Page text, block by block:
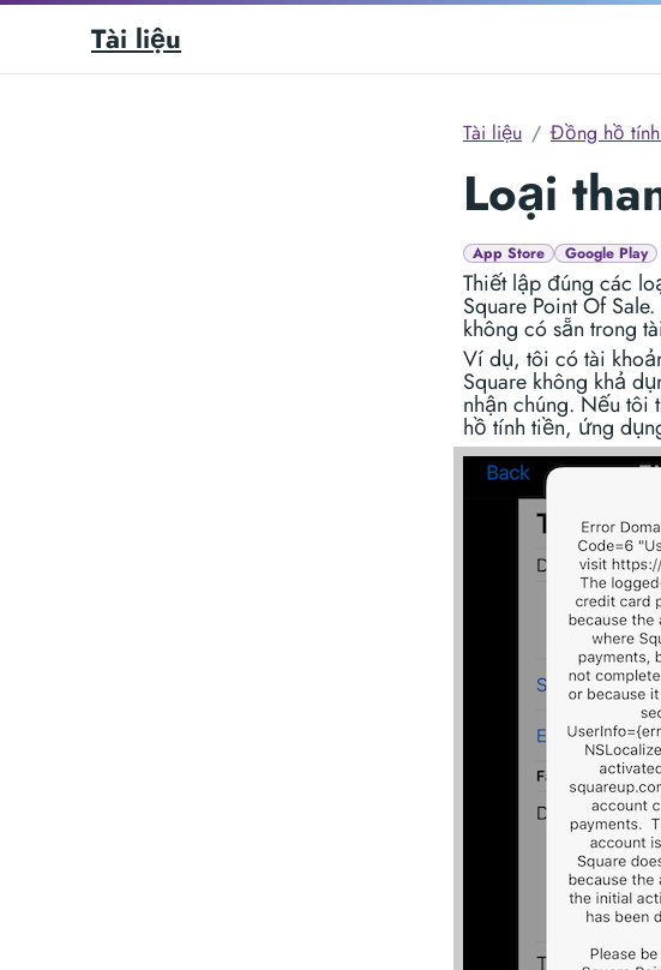
Tài liệu
Tài liệu Đồng hồ
Loại
App Store Google Play
Thiết lập đúng các
Square Point Of
không có sẵn trong
Ví dụ, tôi có tài
Square không khả
nhận chúng. Nếu tôi
hồ tính tiền, ứng